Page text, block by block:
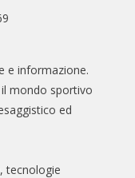
e informazione.
mondo sportivo
ed
tecnologie